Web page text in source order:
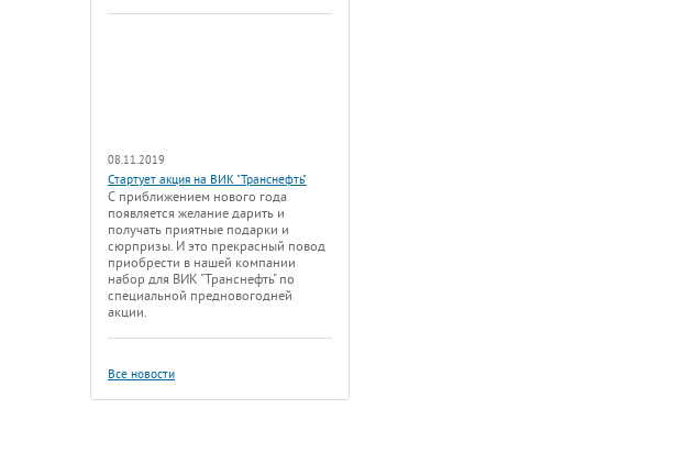
08.11.2019
Стартует акция на ВИК "Транснефть"
С приближением нового года
появляется желание дарить и
получать приятные подарки и
сюрпризы. И это прекрасный повод
приобрести в нашей компании
набор для ВИК "Транснефть" по
специальной предновогодней
акции.
Все новости